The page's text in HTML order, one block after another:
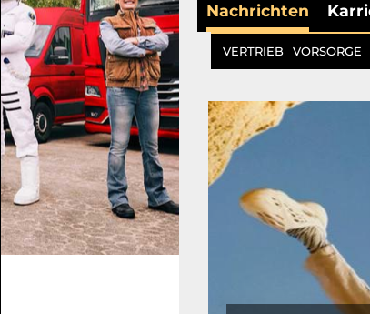
Nachrichten
VERTRIEB VORSORGE